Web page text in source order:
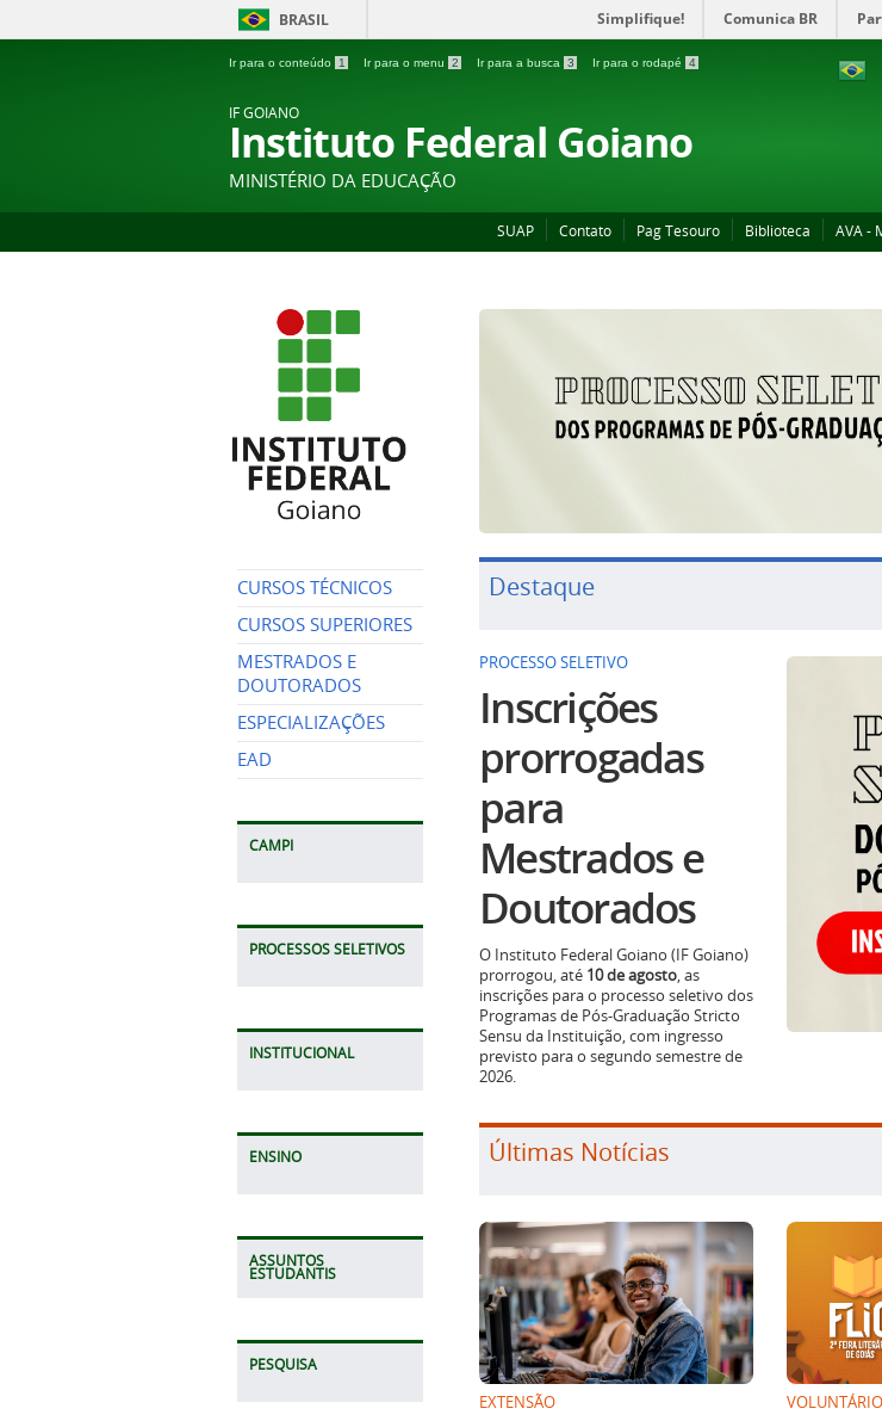
BRASIL Simplifique! Comunica BR
Ir para o conteúdo 1 Ir para o menu 2 Ir para a busca 3 Ir para o rodapé 4
IF GOIANO
Instituto Federal Goiano
MINISTÉRIO DA EDUCAÇÃO
SUAP Contato Pag Tesouro Biblioteca AVA -
CURSOS TÉCNICOS
CURSOS SUPERIORES
MESTRADOS E
DOUTORADOS
ESPECIALIZAÇÕES
EAD
CAMPI
PROCESSOS SELETIVOS
INSTITUCIONAL
ENSINO
ASSUNTOS
ESTUDANTIS
PESQUISA
Destaque
PROCESSO SELETIVO
Inscrições
prorrogadas
para
Mestrados e
Doutorados
O Instituto Federal Goiano (IF Goiano)
prorrogou, até 10 de agosto, as
inscrições para o processo seletivo dos
Programas de Pós-Graduação Stricto
Sensu da Instituição, com ingresso
previsto para o segundo semestre de
2026.
Últimas Notícias
EXTENSÃO